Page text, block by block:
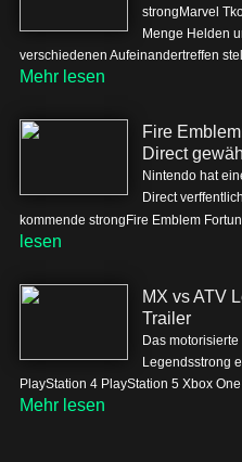
strongMarvel
Menge Helden
verschiedenen Aufeinandertreffen
Mehr lesen
Fire
Direct
Nintendo hat
Direct
kommende strongFire Emblem
lesen
MX vs ATV
Trailer
Das
Legendsstrong
PlayStation 4 PlayStation 5 Xbox
Mehr lesen